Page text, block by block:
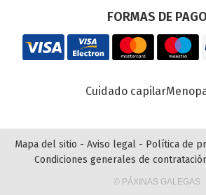
FORMAS DE PAGO
Cuidado capilar
Mapa del sitio - Aviso legal - Política de
Condiciones generales de
© PÁXINAS GALEGAS